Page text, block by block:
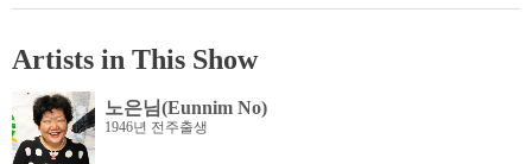
Artists in This Show
노은님(Eunnim No)
1946년 전주출생